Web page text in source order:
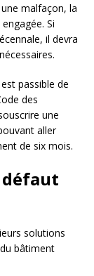
malfaçon, la
Si
il devra
est passible de
des
une
aller
de six mois.
solutions
bâtiment